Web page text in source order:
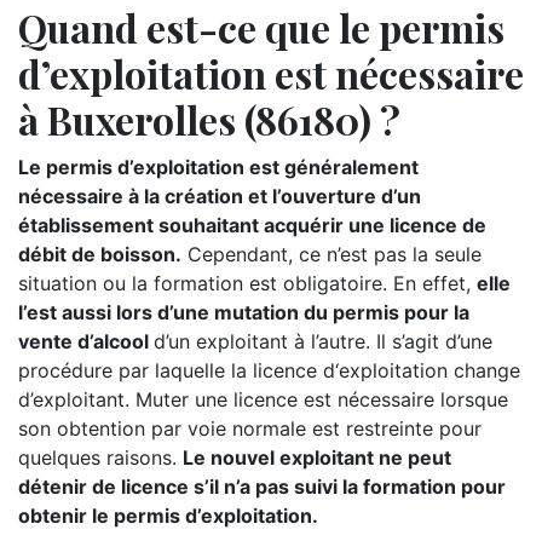
Quand est-ce que le permis
d’exploitation est nécessaire
à Buxerolles (86180) ?
Le permis d’exploitation est généralement
nécessaire à la création et l’ouverture d’un
établissement souhaitant acquérir une licence de
débit de boisson. Cependant, ce n’est pas la seule
situation ou la formation est obligatoire. En effet, elle
l’est aussi lors d’une mutation du permis pour la
vente d’alcool d’un exploitant à l’autre. Il s’agit d’une
procédure par laquelle la licence d‘exploitation change
d’exploitant. Muter une licence est nécessaire lorsque
son obtention par voie normale est restreinte pour
quelques raisons. Le nouvel exploitant ne peut
détenir de licence s’il n’a pas suivi la formation pour
obtenir le permis d’exploitation.